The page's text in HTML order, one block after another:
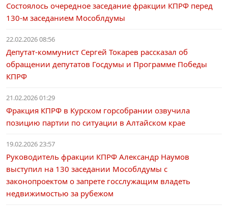
Состоялось очередное заседание фракции КПРФ перед
130-м заседанием Мособлдумы
22.02.2026 08:56
Депутат-коммунист Сергей Токарев рассказал об
обращении депутатов Госдумы и Программе Победы
КПРФ
21.02.2026 01:29
Фракция КПРФ в Курском горсобрании озвучила
позицию партии по ситуации в Алтайском крае
19.02.2026 23:57
Руководитель фракции КПРФ Александр Наумов
выступил на 130 заседании Мособлдумы с
законопроектом о запрете госслужащим владеть
недвижимостью за рубежом